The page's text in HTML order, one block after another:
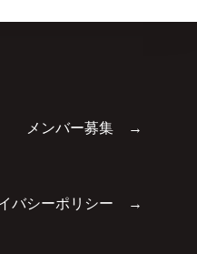
メンバー募集 →
バシーポリシー →